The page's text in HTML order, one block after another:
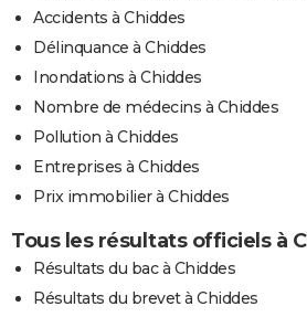
Accidents à Chiddes
Délinquance à Chiddes
Inondations à Chiddes
Nombre de médecins à Chiddes
Pollution à Chiddes
Entreprises à Chiddes
Prix immobilier à Chiddes
Tous les résultats officiels à
Résultats du bac à Chiddes
Résultats du brevet à Chiddes